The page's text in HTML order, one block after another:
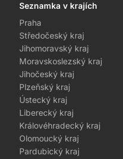
Seznamka v krajích
Praha
Středočeský kraj
Jihomoravský kraj
Moravskoslezský kraj
Jihočeský kraj
Plzeňský kraj
Ústecký kraj
Liberecký kraj
Královéhradecký kraj
Olomoucký kraj
Pardubický kraj